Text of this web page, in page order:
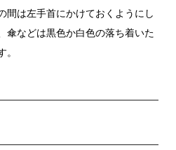
間は左手首にかけておくようにし
傘などは黒色か白色の落ち着いた